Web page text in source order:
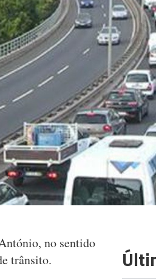
no sentido
trânsito.